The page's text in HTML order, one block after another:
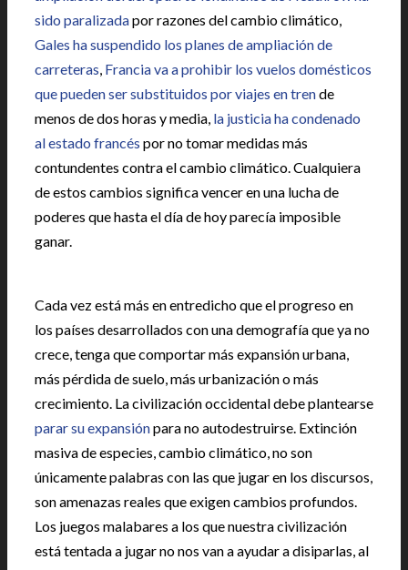
sido paralizadapor razones del cambio climático,
Gales ha suspendido los planes de ampliación de
carreteras, Francia va a prohibir los vuelos domésticos
que pueden ser substituidos por viajes en trende
menos de dos horas y media, la justicia ha condenado
al estado francés por no tomar medidas más
contundentes contra el cambio climático. Cualquiera
de estos cambios significa vencer en una lucha de
poderes que hasta el día de hoy parecía imposible
ganar.
Cada vez está más en entredicho que el progreso en
los países desarrollados con una demografía que ya no
crece, tenga que comportar más expansión urbana,
más pérdida de suelo, más urbanización o más
crecimiento. La civilización occidental debe plantearse
parar su expansiónpara no autodestruirse. Extinción
masiva de especies, cambio climático, no son
únicamente palabras con las que jugar en los discursos,
son amenazas reales que exigen cambios profundos.
Los juegos malabares a los que nuestra civilización
está tentada a jugar no nos van a ayudar a disiparlas, al